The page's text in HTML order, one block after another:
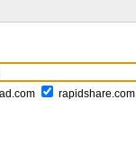
rapidshare.com